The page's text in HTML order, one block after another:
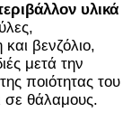
υλικά
βενζόλιο,
μετά την
ποιότητας του
σε θάλαμους.